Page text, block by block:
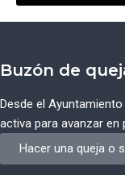
Buzón de
Desde el
activa para avanzar en
Hacer una queja o